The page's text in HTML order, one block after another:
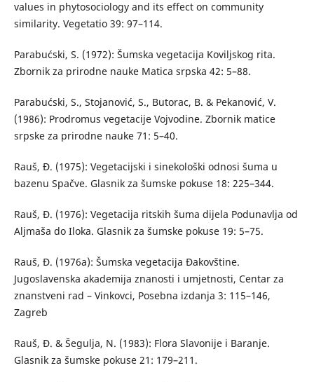
values in phytosociology and its effect on community
similarity. Vegetatio 39: 97–114.
Parabućski, S. (1972): Šumska vegetacija Koviljskog rita.
Zbornik za prirodne nauke Matica srpska 42: 5–88.
Parabućski, S., Stojanović, S., Butorac, B. & Pekanović, V.
(1986): Prodromus vegetacije Vojvodine. Zbornik matice
srpske za prirodne nauke 71: 5–40.
Rauš, Đ. (1975): Vegetacijski i sinekološki odnosi šuma u
bazenu Spačve. Glasnik za šumske pokuse 18: 225–344.
Rauš, Đ. (1976): Vegetacija ritskih šuma dijela Podunavlja od
Aljmaša do Iloka. Glasnik za šumske pokuse 19: 5–75.
Rauš, Đ. (1976a): Šumska vegetacija Đakovštine.
Jugoslavenska akademija znanosti i umjetnosti, Centar za
znanstveni rad – Vinkovci, Posebna izdanja 3: 115–146,
Zagreb
Rauš, Đ. & Šegulja, N. (1983): Flora Slavonije i Baranje.
Glasnik za šumske pokuse 21: 179–211.